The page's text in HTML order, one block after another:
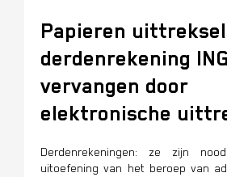
Papieren
derdenrekening
vervangen door
elektronische
Derdenrekeningen: ze zijn
uitoefening van het beroep van